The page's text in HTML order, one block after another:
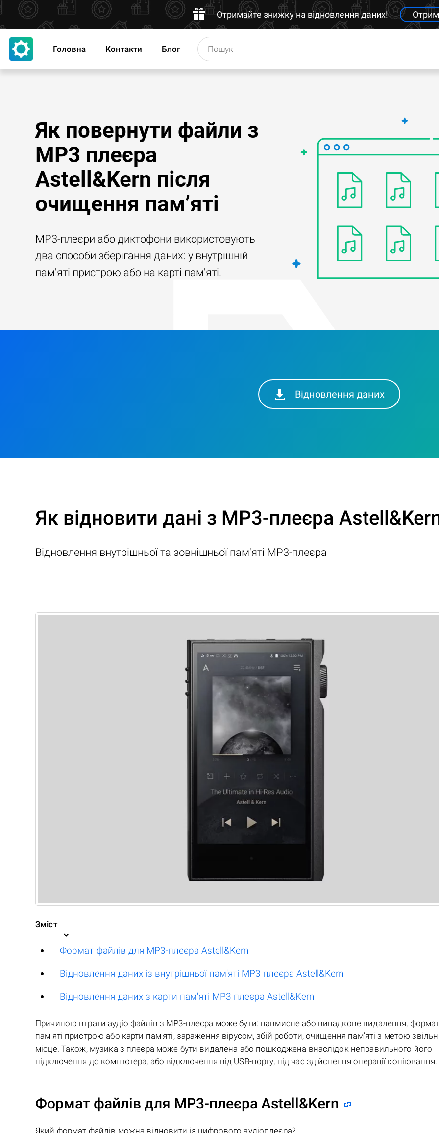
Отримайте знижку на відновлення даних!
Головна Контакти Блог
Як повернути файли з
MP3 плеєра
Astell&Kern після
очищення пам’яті
MP3-плеєри або диктофони використовують
два способи зберігання даних: у внутрішній
пам'яті пристрою або на карті пам'яті.
Відновлення даних
Як відновити дані з MP3-плеєра
Відновлення внутрішньої та зовнішньої пам'яті MP3-плеєра
Зміст
Формат файлів для MP3-плеєра Astell&Kern
Відновлення даних із внутрішньої пам'яті MP3 плеєра Astell&Kern
Відновлення даних з карти пам'яті MP3 плеєра Astell&Kern
Причиною втрати аудіо файлів з MP3-плеєра може бути: навмисне або випадкове видалення,
пам'яті пристрою або карти пам'яті, зараження вірусом, збій роботи, очищення пам'яті з метою
місце. Також, музика з плеєра може бути видалена або пошкоджена внаслідок неправильного його
підключення до комп'ютера, або відключення від USB-порту, під час здійснення операції копіювання.
Формат файлів для MP3-плеєра Astell&Kern
Який формат файлів можна відновити із цифрового аудіоплеєра?